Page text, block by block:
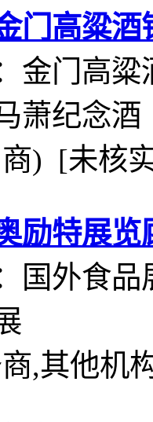
门高粱酒
金门高
萧纪念酒
) [未核
励特展览
国外食
,其他机